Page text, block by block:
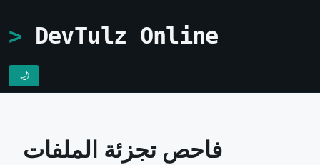
DevTulz Online
🌙
فاحص تجزئة الملفات